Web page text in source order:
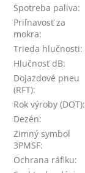
Spotreba paliva:
Priľnavosť za
mokra:
Trieda hlučnosti:
Hlučnosť dB:
Dojazdové pneu
(RFT):
Rok výroby (DOT):
Dezén:
Zimný symbol
3PMSF:
Ochrana ráfiku: